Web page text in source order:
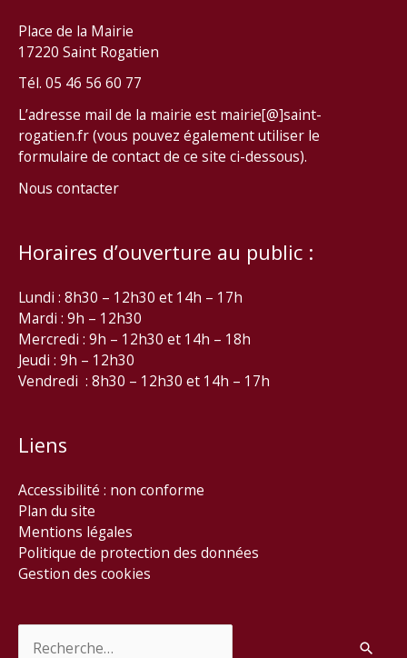
Place de la Mairie
17220 Saint Rogatien
Tél. 05 46 56 60 77
L’adresse mail de la mairie est mairie[@]saint-
rogatien.fr (vous pouvez également utiliser le
formulaire de contact de ce site ci-dessous).
Nous contacter
Horaires d’ouverture au public :
Lundi : 8h30 – 12h30 et 14h – 17h
Mardi : 9h – 12h30
Mercredi : 9h – 12h30 et 14h – 18h
Jeudi : 9h – 12h30
Vendredi : 8h30 – 12h30 et 14h – 17h
Liens
Accessibilité : non conforme
Plan du site
Mentions légales
Politique de protection des données
Gestion des cookies